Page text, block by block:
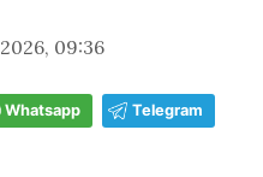
09:36
Whatsapp Telegram